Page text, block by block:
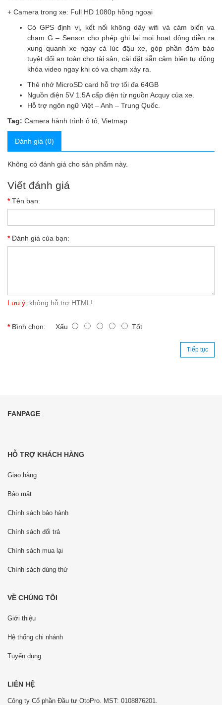
+ Camera trong xe: Full HD 1080p hồng ngoại
Có GPS định vị, kết nối không dây wifi và cảm biến va
chạm G – Sensor cho phép ghi lại mọi hoạt động diễn ra
xung quanh xe ngay cả lúc đậu xe, góp phần đảm bảo
tuyệt đối an toàn cho tài sản, cài đặt sẵn cảm biến tự động
khóa video ngay khi có va chạm xảy ra.
Thẻ nhớ MicroSD card hỗ trợ tối đa 64GB
Nguồn điện 5V 1.5A cấp điện từ nguồn Acquy của xe.
Hỗ trợ ngôn ngữ Việt – Anh – Trung Quốc.
Tag: Camera hành trình ô tô Vietmap
Đánh giá (0)
Không có đánh giá cho sản phẩm này.
Viết đánh giá
Tên bạn:
Đánh giá của bạn:
Lưu ý: không hỗ trợ HTML!
Bình chọn: Xấu Tốt
Tiếp tục
FANPAGE
HỖ TRỢ KHÁCH HÀNG
Giao hàng
Bảo mật
Chính sách bảo hành
Chính sách đổi trả
Chính sách mua lại
Chính sách dùng thử
VỀ CHÚNG TÔI
Giới thiệu
Hệ thống chi nhánh
Tuyển dụng
LIÊN HỆ
Công ty Cổ phần Đầu tư OtoPro. MST: 0108876201.